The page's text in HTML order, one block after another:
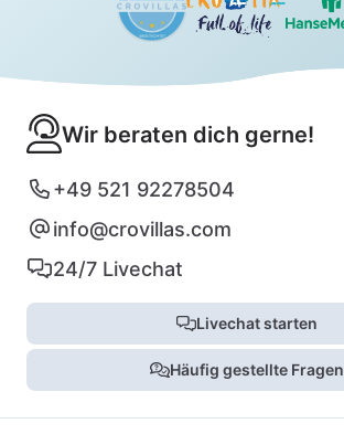
Wir beraten dich gerne!
+49 521 92278504
info@crovillas.com
24/7 Livechat
Livechat starten
Häufig gestellte Fragen